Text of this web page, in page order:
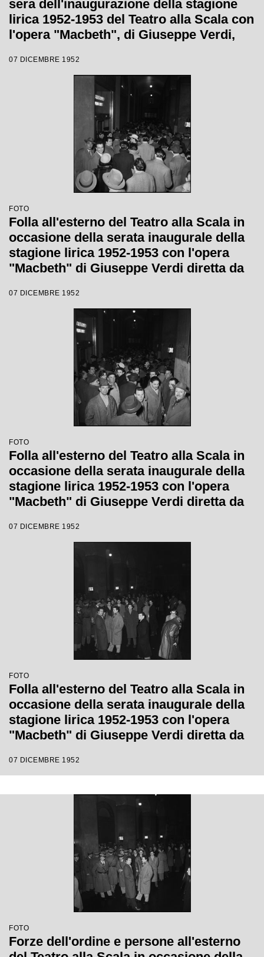
sera dell'inaugurazione della stagione
lirica 1952-1953 del Teatro alla Scala con
l'opera "Macbeth", di Giuseppe Verdi,
di Carl Ebert
07 DICEMBRE 1952
FOTO
Folla all'esterno del Teatro alla Scala in
occasione della serata inaugurale della
stagione lirica 1952-1953 con l'opera
"Macbeth" di Giuseppe Verdi diretta da
Ebert
07 DICEMBRE 1952
FOTO
Folla all'esterno del Teatro alla Scala in
occasione della serata inaugurale della
stagione lirica 1952-1953 con l'opera
"Macbeth" di Giuseppe Verdi diretta da
Ebert
07 DICEMBRE 1952
FOTO
Folla all'esterno del Teatro alla Scala in
occasione della serata inaugurale della
stagione lirica 1952-1953 con l'opera
"Macbeth" di Giuseppe Verdi diretta da
Ebert
07 DICEMBRE 1952
FOTO
Forze dell'ordine e persone all'esterno